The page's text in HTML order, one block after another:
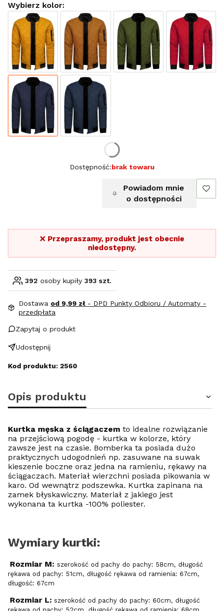
Wybierz kolor:
Dostępność:brak towaru
Powiadom mnie
o dostępności
❌ Przepraszamy, produkt jest obecnie
niedostępny.
392 osoby kupiły 393 szt.
Dostawa od 9,99 zł - DPD Punkty Odbioru / Automaty -
przedpłata
Zapytaj o produkt
Udostępnij
Kod produktu: 2560
Opis produktu
Kurtka męska z ściągaczem to idealne rozwiązanie
na przejściową pogodę - kurtka w kolorze, który
zawsze jest na czasie. Bomberka ta posiada dużo
praktycznych udogodnień np. zasuwane na suwak
kieszenie boczne oraz jedna na ramieniu, rękawy na
ściągaczach. Materiał wierzchni posiada pikowania w
karo. Od wewnątrz podszewka. Kurtka zapinana na
zamek błyskawiczny. Materiał z jakiego jest
wykonana ta kurtka -100% poliester.
Wymiary kurtki:
Rozmiar M: szerokość od pachy do pachy: 58cm, długość
rękawa od pachy: 51cm, długość rękawa od ramienia: 67cm,
długość: 67cm
Rozmiar L: szerokość od pachy do pachy: 60cm, długość